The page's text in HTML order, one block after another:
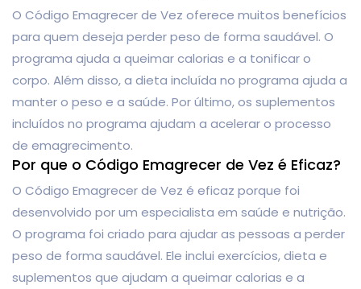
O Código Emagrecer de Vez oferece muitos benefícios
para quem deseja perder peso de forma saudável. O
programa ajuda a queimar calorias e a tonificar o
corpo. Além disso, a dieta incluída no programa ajuda a
manter o peso e a saúde. Por último, os suplementos
incluídos no programa ajudam a acelerar o processo
de emagrecimento.
Por que o Código Emagrecer de Vez é Eficaz?
O Código Emagrecer de Vez é eficaz porque foi
desenvolvido por um especialista em saúde e nutrição.
O programa foi criado para ajudar as pessoas a perder
peso de forma saudável. Ele inclui exercícios, dieta e
suplementos que ajudam a queimar calorias e a